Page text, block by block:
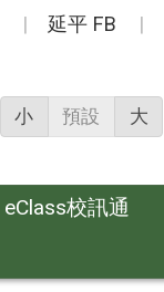
延平 FB
小 預設 大
eClass校訊通